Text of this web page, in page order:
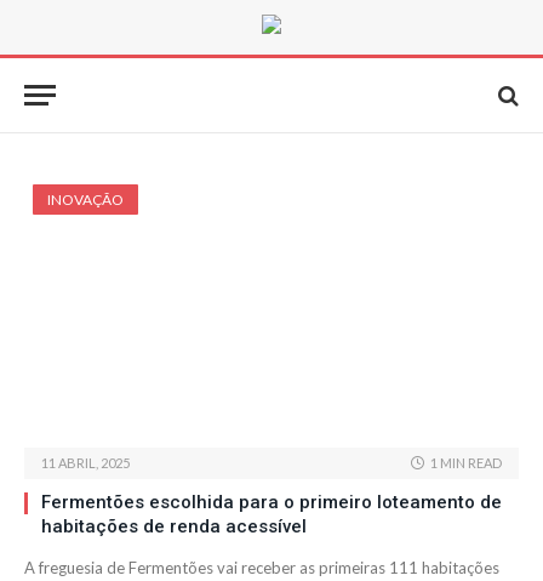
INOVAÇÃO
11 ABRIL, 2025 1 MIN READ
Fermentões escolhida para o primeiro loteamento de
habitações de renda acessível
A freguesia de Fermentões vai receber as primeiras 111 habitações